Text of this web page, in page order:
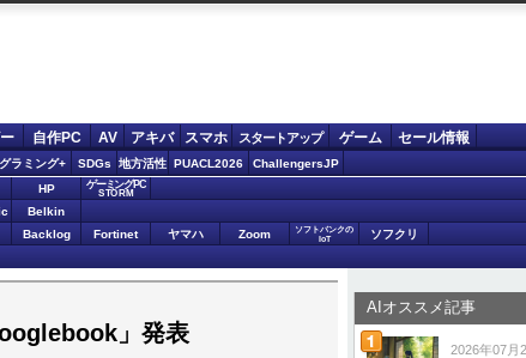
自作PC AV アキバ スマホ スタートアップ ゲーム セール情報
ラミング+ SDGs 地方活性 PUACL2026 ChallengersJP
HP ゲーミングPC
STORM
Belkin
Backlog Fortinet ヤマハ Zoom
ソフトバンクの
IoT
ソフクリ
」発表
AIオススメ記事
2026年07月